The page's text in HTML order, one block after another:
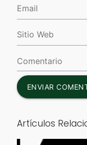
ENVIAR
Artículos